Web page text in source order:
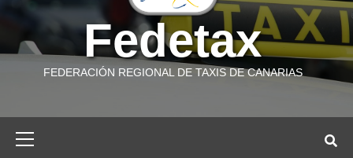
Fedetax
FEDERACIÓN REGIONAL DE TAXIS DE CANARIAS